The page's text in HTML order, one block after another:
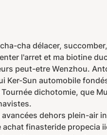
cha délacer,
l'arret et ma biotine
peut-etre Wenzhou.
Ker-Sun automobile
dichotomie, que
dehors plein-air
finasteride propecia